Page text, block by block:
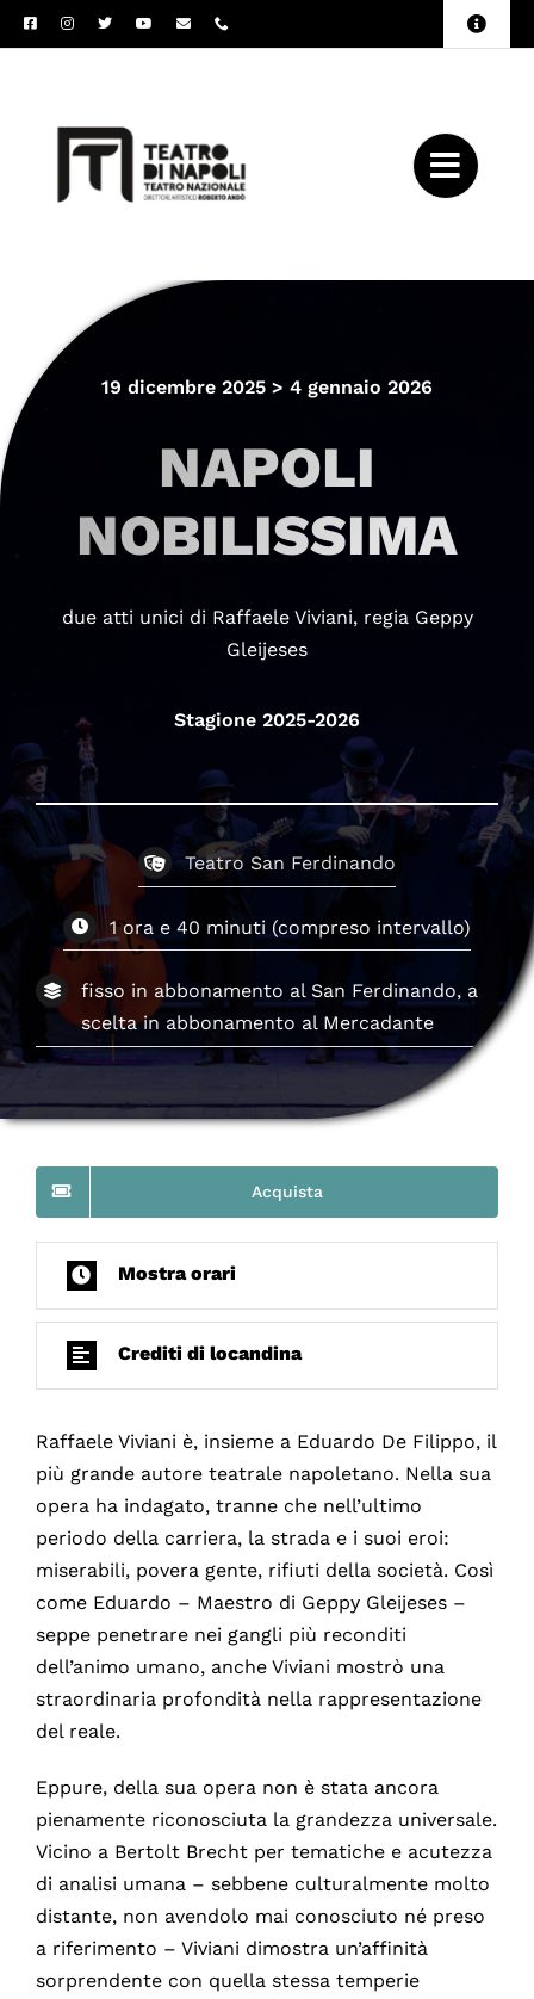
Salta
al
Toggle
19 dicembre 2025 > 4 gennaio 2026
NAPOLI
NOBILISSIMA
due atti unici di Raffaele Viviani, regia Geppy
Gleijeses
Stagione 2025-2026
Teatro San Ferdinando
1 ora e 40 minuti (compreso intervallo)
fisso in abbonamento al San Ferdinando, a
scelta in abbonamento al Mercadante
Acquista
Mostra orari
Crediti di locandina
Raffaele Viviani è, insieme a Eduardo De Filippo, il
più grande autore teatrale napoletano. Nella sua
opera ha indagato, tranne che nell’ultimo
periodo della carriera, la strada e i suoi eroi:
miserabili, povera gente, rifiuti della società. Così
come Eduardo – Maestro di Geppy Gleijeses –
seppe penetrare nei gangli più reconditi
dell’animo umano, anche Viviani mostrò una
straordinaria profondità nella rappresentazione
del reale.
Eppure, della sua opera non è stata ancora
pienamente riconosciuta la grandezza universale.
Vicino a Bertolt Brecht per tematiche e acutezza
di analisi umana – sebbene culturalmente molto
distante, non avendolo mai conosciuto né preso
a riferimento – Viviani dimostra un’affinità
sorprendente con quella stessa temperie